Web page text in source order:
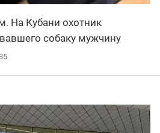
На Кубани охотник
собаку мужчину